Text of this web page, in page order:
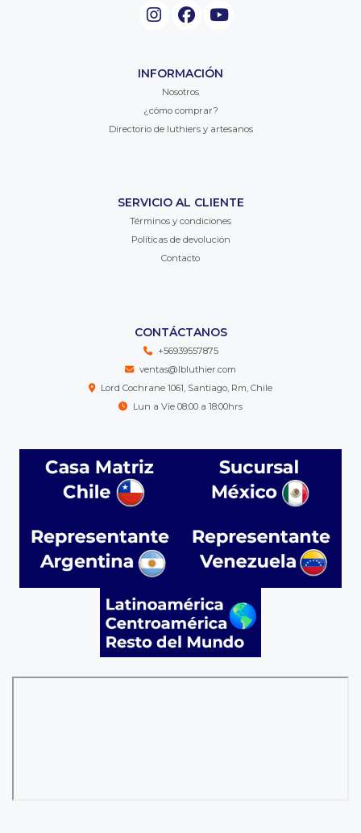
INFORMACIÓN
Nosotros
¿cómo comprar?
Directorio de luthiers y artesanos
SERVICIO AL CLIENTE
Términos y condiciones
Políticas de devolución
Contacto
CONTÁCTANOS
+56939557875
ventas@lbluthier.com
Lord Cochrane 1061, Santiago, Rm, Chile
Lun a Vie 08:00 a 18:00hrs